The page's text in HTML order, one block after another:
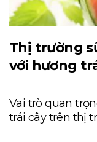
Thị trường
với hương
Vai trò quan
trái cây trên thị